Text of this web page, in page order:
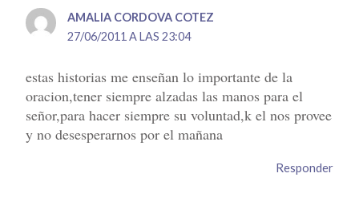
AMALIA CORDOVA COTEZ
27/06/2011 A LAS 23:04
estas historias me enseñan lo importante de la
oracion,tener siempre alzadas las manos para el
señor,para hacer siempre su voluntad,k el nos provee
y no desesperarnos por el mañana
Responder